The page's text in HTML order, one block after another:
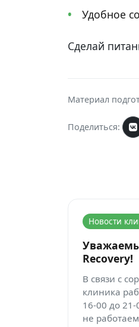
Удобное
Сделай
Материал
Поделиться:
Новости
Recovery!
В связи с
клиника
16-00 до 21-
не